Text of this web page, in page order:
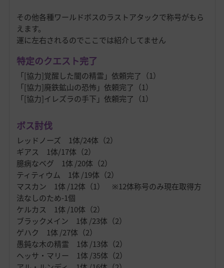
その他各種ワールドボスのラストアタックで称号がもら
えます。
運に左右されるのでここでは紹介してません
特定のクエスト完了
「[協力]覚醒した闇の精霊」依頼完了（1）
「[協力]廃鉄鉱山の恐怖」依頼完了（1）
「[協力]イレズラの手下」依頼完了（1）
ボス討伐
レッドノーズ 1体/24体（2）
ギアス 1体/17体（2）
臆病なベグ 1体 /20体（2）
ティティウム 1体 /19体（2）
マスカン 1体 /12体（1） ※12体称号のみ現在取得方
法なしのため-1個
ケルカス 1体 /10体（2）
ブラックメイン 1体 /23体（2）
ゲハク 1体 /27体（2）
愚鈍な木の精霊 1体 /13体（2）
ヘッサ・マリー 1体 /35体（2）